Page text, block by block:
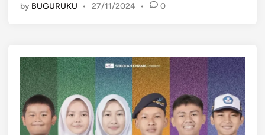
l
a
n
a
a
n
by BUGURUKU • 27/11/2024 • 0